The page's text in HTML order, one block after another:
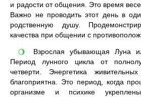
и радости от общения. Это время
Важно не проводить этот день в
родственную душу.
качества при общении с
🌖
Взрослая убывающая Луна
Период лунного цикла от
четверти. Энергетика
благоприятна. Это период, когда
организме и психике